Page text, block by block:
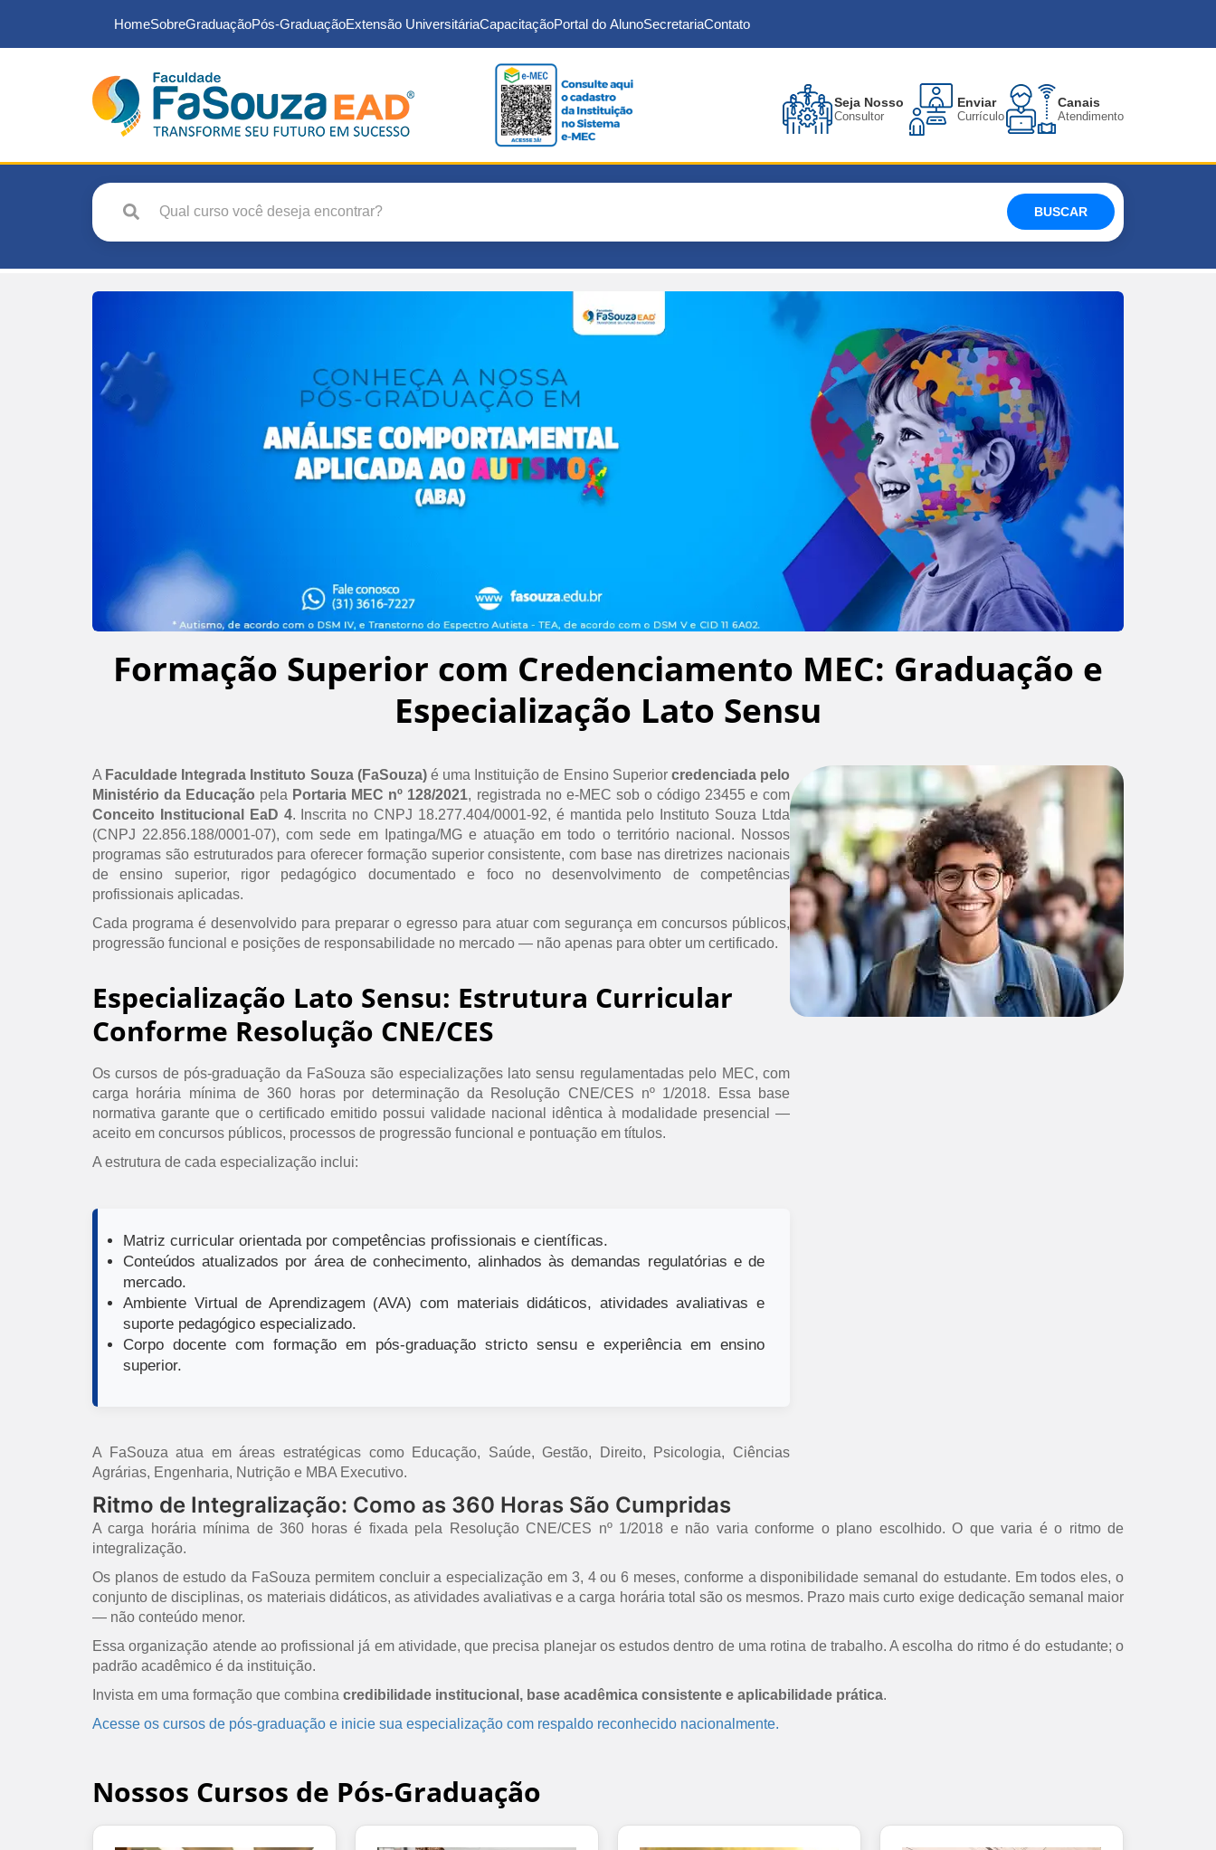
HomeSobreGraduaçãoPós-GraduaçãoExtensão UniversitáriaCapacitaçãoPortal do AlunoSecretariaContato
Seja Nosso
Consultor
Enviar
Currículo
Canais
Atendimento
BUSCAR
Formação Superior com Credenciamento MEC: Graduação e
Especialização Lato Sensu
A Faculdade Integrada Instituto Souza (FaSouza)é uma Instituição de Ensino Superior credenciada pelo
Ministério da Educação pela Portaria MEC nº 128/2021, registrada no e-MEC sob o código 23455 e com
Conceito Institucional EaD 4. Inscrita no CNPJ 18.277.404/0001-92, é mantida pelo Instituto Souza Ltda
(CNPJ 22.856.188/0001-07), com sede em Ipatinga/MG e atuação em todo o território nacional. Nossos
programas são estruturados para oferecer formação superior consistente, com base nas diretrizes nacionais
de ensino superior, rigor pedagógico documentado e foco no desenvolvimento de competências
profissionais aplicadas.
Cada programa é desenvolvido para preparar o egresso para atuar com segurança em concursos públicos,
progressão funcional e posições de responsabilidade no mercado — não apenas para obter um certificado.
Especialização Lato Sensu: Estrutura Curricular
Conforme Resolução CNE/CES
Os cursos de pós-graduação da FaSouza são especializações lato sensu regulamentadas pelo MEC, com
carga horária mínima de 360 horas por determinação da Resolução CNE/CES nº 1/2018. Essa base
normativa garante que o certificado emitido possui validade nacional idêntica à modalidade presencial —
aceito em concursos públicos, processos de progressão funcional e pontuação em títulos.
A estrutura de cada especialização inclui:
Matriz curricular orientada por competências profissionais e científicas.
Conteúdos atualizados por área de conhecimento, alinhados às demandas regulatórias e de
mercado.
Ambiente Virtual de Aprendizagem (AVA) com materiais didáticos, atividades avaliativas e
suporte pedagógico especializado.
Corpo docente com formação em pós-graduação stricto sensu e experiência em ensino
superior.
A FaSouza atua em áreas estratégicas como Educação, Saúde, Gestão, Direito, Psicologia, Ciências
Agrárias, Engenharia, Nutrição e MBA Executivo.
Ritmo de Integralização: Como as 360 Horas São Cumpridas
A carga horária mínima de 360 horas é fixada pela Resolução CNE/CES nº 1/2018 e não varia conforme o plano escolhido. O que varia é o ritmo de
integralização.
Os planos de estudo da FaSouza permitem concluir a especialização em 3, 4 ou 6 meses, conforme a disponibilidade semanal do estudante. Em todos eles, o
conjunto de disciplinas, os materiais didáticos, as atividades avaliativas e a carga horária total são os mesmos. Prazo mais curto exige dedicação semanal maior
— não conteúdo menor.
Essa organização atende ao profissional já em atividade, que precisa planejar os estudos dentro de uma rotina de trabalho. A escolha do ritmo é do estudante; o
padrão acadêmico é da instituição.
Invista em uma formação que combina credibilidade institucional, base acadêmica consistente e aplicabilidade prática.
Acesse os cursos de pós-graduação e inicie sua especialização com respaldo reconhecido nacionalmente.
Nossos Cursos de Pós-Graduação